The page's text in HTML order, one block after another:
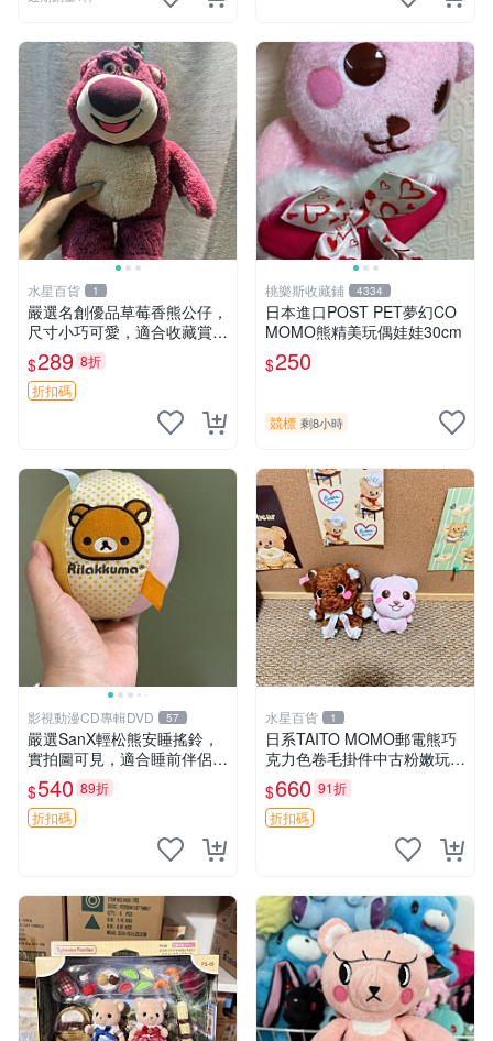
水星百貨 1
嚴選名創優品草莓香熊公仔，
尺寸小巧可愛，適合收藏賞玩
30cm 玩具 公仔 草莓熊
$289 8折
折扣碼
桃樂斯收藏鋪 4334
日本進口POST PET夢幻CO
MOMO熊精美玩偶娃娃30cm
$250
競標 剩8小時
影視動漫CD專輯DVD 57
嚴選SanX輕松熊安睡搖鈴，
實拍圖可見，適合睡前伴侶，
Picks安撫好物 0325 懸吊 電
腦
$540 89折
折扣碼
水星百貨 1
日系TAITO MOMO郵電熊巧
克力色卷毛掛件中古粉嫩玩偶
微瑕推薦 postpet momo 郵
電熊 中古玩偶
$660 91折
折扣碼